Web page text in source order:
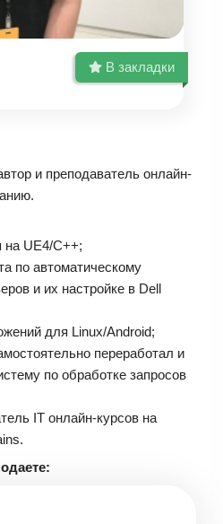
В закладки
и преподаватель онлайн-
на UE4/C++;
по автоматическому
и их настройке в Dell
для Linux/Android;
переработал и
по обработке запросов
IT онлайн-курсов на